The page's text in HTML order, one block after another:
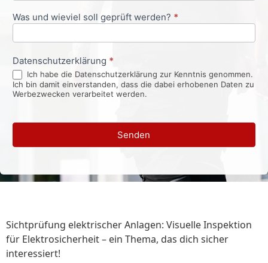
Was und wieviel soll geprüft werden? *
Datenschutzerklärung *
Ich habe die Datenschutzerklärung zur Kenntnis genommen.
Ich bin damit einverstanden, dass die dabei erhobenen Daten zu
Werbezwecken verarbeitet werden.
Senden
Sichtprüfung elektrischer Anlagen: Visuelle Inspektion
für Elektrosicherheit – ein Thema, das dich sicher
interessiert!